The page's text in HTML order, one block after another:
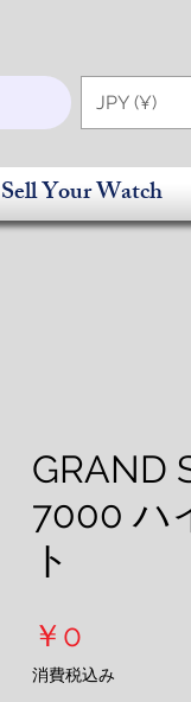
JPY (¥)
Sell Your Watch
GRAND
7000 ハ
ト
￥0
格
消費税込み